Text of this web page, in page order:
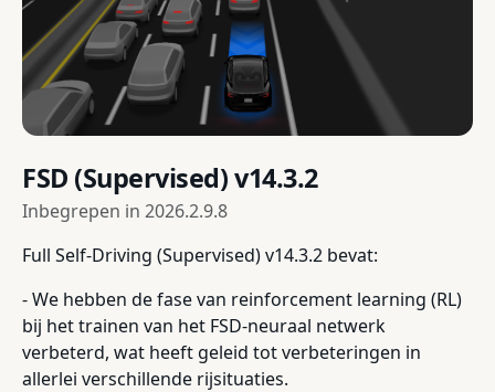
FSD (Supervised) v14.3.2
Inbegrepen in 2026.2.9.8
Full Self-Driving (Supervised) v14.3.2 bevat:
- We hebben de fase van reinforcement learning (RL)
bij het trainen van het FSD-neuraal netwerk
verbeterd, wat heeft geleid tot verbeteringen in
allerlei verschillende rijsituaties.